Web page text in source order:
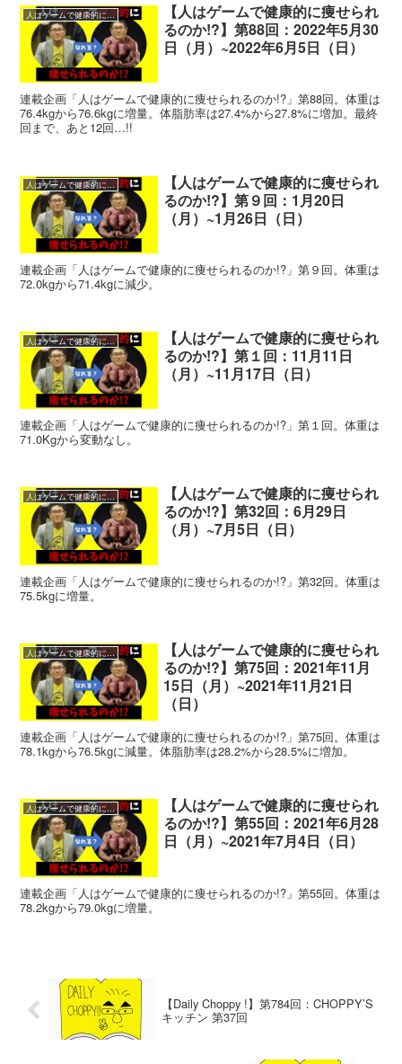
人はゲームで健康的に痩せられるのか!?
【人はゲームで健康的に痩せられ
るのか!?】第88回：2022年5月30
日（月）~2022年6月5日（日）
連載企画「人はゲームで健康的に痩せられるのか!?」第88回。体重は
76.4kgから76.6kgに増量。体脂肪率は27.4%から27.8%に増加。最終
回まで、あと12回…!!
人はゲームで健康的に痩せられるのか!?
【人はゲームで健康的に痩せられ
るのか!?】第９回：1月20日
（月）~1月26日（日）
連載企画「人はゲームで健康的に痩せられるのか!?」第９回。体重は
72.0kgから71.4kgに減少。
人はゲームで健康的に痩せられるのか!?
【人はゲームで健康的に痩せられ
るのか!?】第１回：11月11日
（月）~11月17日（日）
連載企画「人はゲームで健康的に痩せられるのか!?」第１回。体重は
71.0Kgから変動なし。
人はゲームで健康的に痩せられるのか!?
【人はゲームで健康的に痩せられ
るのか!?】第32回：6月29日
（月）~7月5日（日）
連載企画「人はゲームで健康的に痩せられるのか!?」第32回。体重は
75.5kgに増量。
人はゲームで健康的に痩せられるのか!?
【人はゲームで健康的に痩せられ
るのか!?】第75回：2021年11月
15日（月）~2021年11月21日
（日）
連載企画「人はゲームで健康的に痩せられるのか!?」第75回。体重は
78.1kgから76.5kgに減量。体脂肪率は28.2%から28.5%に増加。
人はゲームで健康的に痩せられるのか!?
【人はゲームで健康的に痩せられ
るのか!?】第55回：2021年6月28
日（月）~2021年7月4日（日）
連載企画「人はゲームで健康的に痩せられるのか!?」第55回。体重は
78.2kgから79.0kgに増量。
【Daily Choppy !】第784回：CHOPPY’S
キッチン 第37回